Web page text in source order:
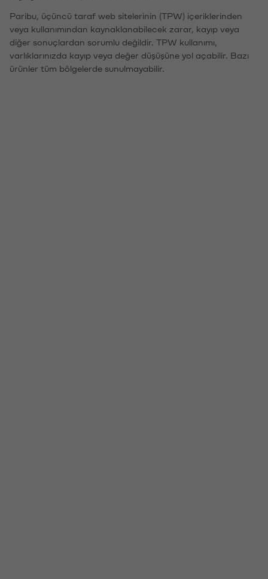
Paribu, üçüncü taraf web sitelerinin (TPW) içeriklerinden
veya kullanımından kaynaklanabilecek zarar, kayıp veya
diğer sonuçlardan sorumlu değildir. TPW kullanımı,
varlıklarınızda kayıp veya değer düşüşüne yol açabilir. Bazı
ürünler tüm bölgelerde sunulmayabilir.